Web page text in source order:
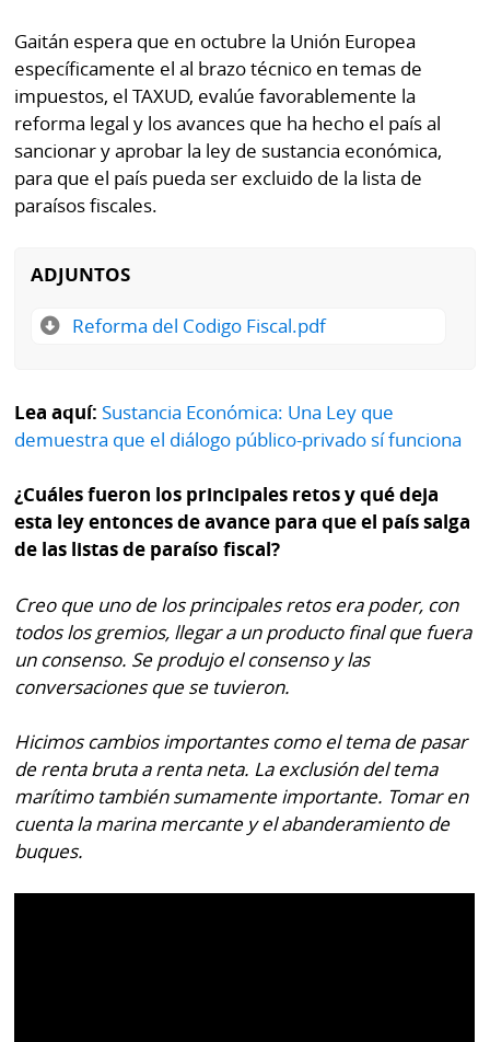
Gaitán espera que en octubre la Unión Europea
específicamente el al brazo técnico en temas de
impuestos, el TAXUD, evalúe favorablemente la
reforma legal y los avances que ha hecho el país al
sancionar y aprobar la ley de sustancia económica,
para que el país pueda ser excluido de la lista de
paraísos fiscales.
ADJUNTOS
Reforma del Codigo Fiscal.pdf
Lea aquí: Sustancia Económica: Una Ley que
demuestra que el diálogo público-privado sí funciona
¿Cuáles fueron los principales retos y qué deja
esta ley entonces de avance para que el país salga
de las listas de paraíso fiscal?
Creo que uno de los principales retos era poder, con
todos los gremios, llegar a un producto final que fuera
un consenso. Se produjo el consenso y las
conversaciones que se tuvieron.
Hicimos cambios importantes como el tema de pasar
de renta bruta a renta neta. La exclusión del tema
marítimo también sumamente importante. Tomar en
cuenta la marina mercante y el abanderamiento de
buques.